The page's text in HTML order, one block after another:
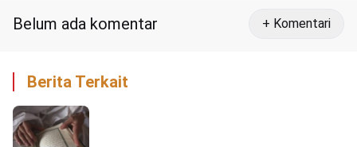
Belum ada komentar + Komentari
Berita Terkait